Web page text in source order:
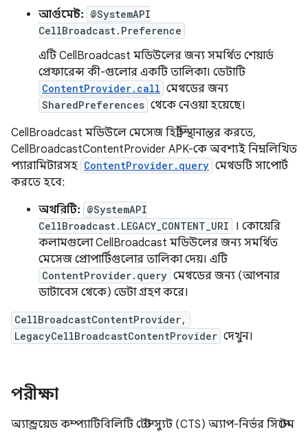
আর্গুমেন্ট: @SystemAPI
CellBroadcast.Preference
এটি CellBroadcast মডিউলের জন্য সমর্থিত শেয়ার্ড
প্রেফারেন্স কী-গুলোর একটি তালিকা। ডেটাটি
ContentProvider.call মেথডের জন্য
SharedPreferences থেকে নেওয়া হয়েছে।
CellBroadcast মডিউলে মেসেজ হিস্ট্রি স্থানান্তর করতে,
CellBroadcastContentProvider APK-কে অবশ্যই নিম্নলিখিত
প্যারামিটারসহ ContentProvider.query মেথডটি সাপোর্ট
করতে হবে:
অথরিটি: @SystemAPI
CellBroadcast.LEGACY_CONTENT_URI
। কোয়েরি
কলামগুলো CellBroadcast মডিউলের জন্য সমর্থিত
মেসেজ প্রোপার্টিগুলোর তালিকা দেয়। এটি
ContentProvider.query মেথডের জন্য (আপনার
ডাটাবেস থেকে) ডেটা গ্রহণ করে।
CellBroadcastContentProvider,
LegacyCellBroadcastContentProvider দেখুন।
পরীক্ষা
অ্যান্ড্রয়েড কম্প্যাটিবিলিটি টেস্ট স্যুট (CTS) অ্যাপ-নির্ভর সিস্টেম